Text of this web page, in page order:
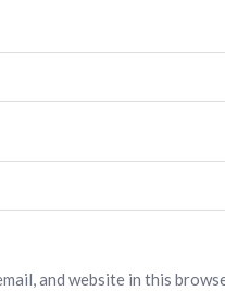
and website in this